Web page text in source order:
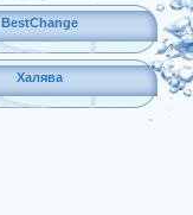
BestChange
Халява